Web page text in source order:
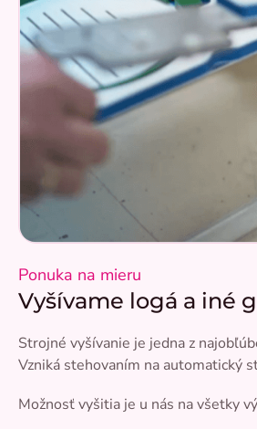
Ponuka na mieru
Vyšívame logá a iné
Strojné vyšívanie je jedna z
Vzniká stehovaním na automatický
Možnosť vyšitia je u nás na všetky